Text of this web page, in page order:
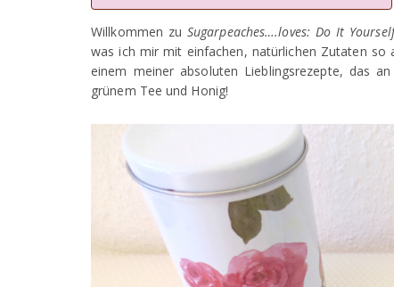
Willkommen zu Sugarpeaches….loves: Do It
was ich mir mit einfachen, natürlichen Zutaten
einem meiner absoluten Lieblingsrezepte, das
grünem Tee und Honig!